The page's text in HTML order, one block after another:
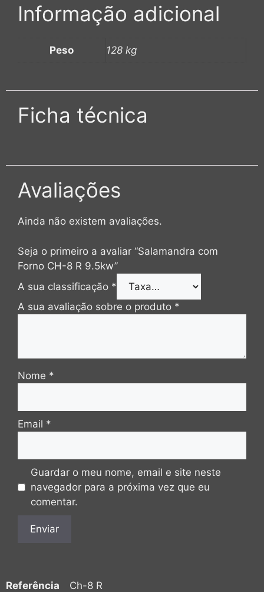
Informação adicional
Peso 128 kg
Ficha técnica
Avaliações
Ainda não existem avaliações.
Seja o primeiro a avaliar “Salamandra com
Forno CH-8 R 9.5kw”
A sua classificação *
A sua avaliação sobre o produto *
Nome *
Email *
Guardar o meu nome, email e site neste
navegador para a próxima vez que eu
comentar.
Referência
Ch-8 R